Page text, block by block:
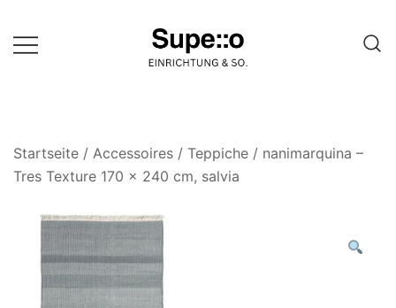
zum
Inhalt
einer Website
Startseite / Accessoires / Teppiche / nanimarquina –
Tres Texture 170 x 240 cm, salvia